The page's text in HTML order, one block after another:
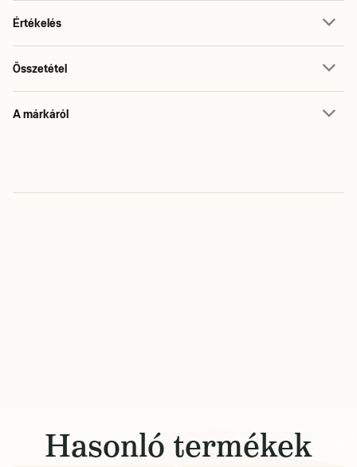
Értékelés
Összetétel
A márkáról
Hasonló termékek